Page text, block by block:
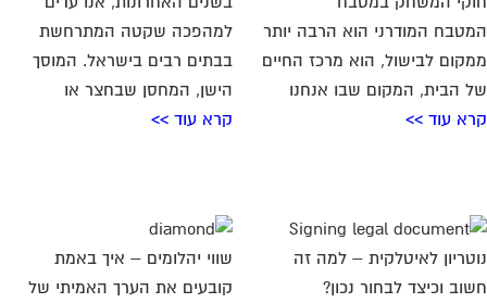
וכיצד לבחור נכון?
שלנו הופך ליותר ויותר
וישראלים רבים מוצאים
עצמם מתנהלים מול מוסדות,
קובעים את הערך האמיתי של
היהלום שלך?
עולם היהלומים מושך אנשים כבר
מאות שנים בזכות הברק, היוקרה
והסמליות שלהם. אבל מעבר